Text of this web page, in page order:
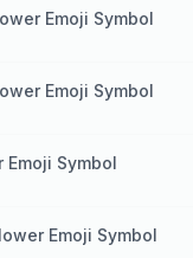
Emoji Symbol
Emoji Symbol
Emoji Symbol
Emoji Symbol